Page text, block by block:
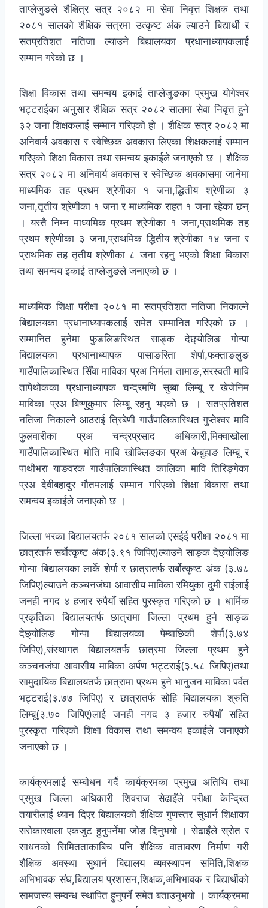
ताप्लेजुङले शैक्षित्र सत्र २०८२ मा सेवा निवृत्त शिक्षक तथा
२०८१ सालको शैक्षिक सत्रमा उत्कृष्ट अंक ल्याउने बिद्यार्थी र
सतप्रतिशत नतिजा ल्याउने बिद्यालयका प्रधानाध्यापकलाई
सम्मान गरेको छ ।
शिक्षा विकास तथा समन्वय इकाई ताप्लेजुङका प्रमुख योगेश्वर
भट्टराईका अनुुसार शैक्षिक सत्र २०८२ सालमा सेवा निवृत्त हुने
३२ जना शिक्षकलाई सम्मान गरिएको हो । शैक्षिक सत्र २०८२ मा
अनिवार्य अवकास र स्वेच्छिक अवकास लिएका शिक्षकलाई सम्मान
गरिएको शिक्षा विकास तथा समन्वय इकाईले जनाएको छ । शैक्षिक
सत्र २०८२ मा अनिवार्य अवकास र स्वेच्छिक अवकासमा जानेमा
माध्यमिक तह प्रथम श्रेणीका १ जना,द्धितीय श्रेणीका ३
जना,तृतीय श्रेणीका १ जना र माध्यमिक राहत १ जना रहेका छन्
। यस्तै निम्न माध्यमिक प्रथम श्रेणीका १ जना,प्राथमिक तह
प्रथम श्रेणीका ३ जना,प्राथमिक द्धितीय श्रेणीका १४ जना र
प्राथमिक तह तृतीय श्रेणीका ८ जना रहनु भएको शिक्षा विकास
तथा समन्वय इकाई ताप्लेजुङले जनाएको छ ।
माध्यमिक शिक्षा परीक्षा २०८१ मा सतप्रतिशत नतिजा निकाल्ने
बिद्यालयका प्रधानाध्यापकलाई समेत सम्मानित गरिएको छ ।
सम्मानित हुनेमा फुङलिङस्थित साङ्क देछ्योलिङ गोन्पा
बिद्यालयका प्रधानाध्यापक पासाङरिता शेर्पा,फक्ताङलुङ
गाउँपालिकास्थित सिँवा माविका प्रअ निर्मला तामाङ,सरस्वती मावि
तापेथोकका प्रधानाध्यापक चन्द्रमणि सुब्बा लिम्बू र खेजेनिम
माविका प्रअ बिष्णुकुमार लिम्बू रहनु भएको छ । सतप्रतिशत
नतिजा निकाल्ने आठराई त्रिबेणी गाउँपालिकास्थित गुप्तेश्वर मावि
फुलवारीका प्रअ चन्द्रप्रसाद अधिकारी,मिक्वाखोला
गाउँपालिकास्थित मोति मावि खोक्लिङका प्रअ केबुहाङ लिम्बू र
पाथीभरा याङवरक गाउँपालिकास्थित कालिका मावि तिरिङ्गेका
प्रअ देवीबहादुर गौतमलाई सम्मान गरिएको शिक्षा विकास तथा
समन्वय इकाईले जनाएको छ ।
जिल्ला भरका बिद्यालयतर्फ २०८१ सालको एसईई परीक्षा २०८१ मा
छात्रतर्फ सर्बोत्कृष्ट अंक(३.९१ जिपिए)ल्याउने साङ्क देछ्योलिङ
गोन्पा बिद्यालयका लार्के शेर्पा र छात्रातर्फ सर्बोत्कृष्ट अंक (३.७८
जिपिए)ल्याउने कञ्चनजंघा आवासीय माविका रमियुका दुमी राईलाई
जनही नगद ४ हजार रुपैयाँ सहित पुरस्कृत गरिएको छ । धार्मिक
प्रकृतिका बिद्यालयतर्फ छात्रामा जिल्ला प्रथम हुने साङ्क
देछ्योलिङ गोन्पा बिद्यालयका पेम्बाछिकी शेर्पा(३.७४
जिपिए),संस्थागत बिद्यालयतर्फ छात्रमा जिल्ला प्रथम हुने
कञ्चनजंघा आवासीय माविका अर्पण भट्टराई(३.५८ जिपिए)तथा
सामुदायिक बिद्यालयतर्फ छात्रामा प्रथम हुने भानुजन माविका पर्वत
भट्टराई(३.७७ जिपिए) र छात्रातर्फ सोहि बिद्यालयका श्रुति
लिम्बू(३.७० जिपिए)लाई जनही नगद ३ हजार रुपैयाँ सहित
पुरस्कृत गरिएको शिक्षा विकास तथा समन्वय इकाईले जनाएको
जनाएको छ ।
कार्यक्रमलाई सम्बोधन गर्दै कार्यक्रमका प्रमुख अतिथि तथा
प्रमुख जिल्ला अधिकारी शिवराज सेढाइँले परीक्षा केन्द्रित
तयारीलाई ध्यान दिएर बिद्यालयको शैक्षिक गुणस्तर सुधार्न शिक्षाका
सरोकारवाला एकजुट हुनुपर्नेमा जोड दिनुभयो । सेढाइँले स्रोत र
साधनको सिमितताकाबिच पनि शैक्षिक वातावरण निर्माण गरी
शैक्षिक अवस्था सुधार्न बिद्यालय व्यवस्थापन समिति,शिक्षक
अभिभावक संघ,बिद्यालय प्रशासन,शिक्षक,अभिभावक र बिद्यार्थीको
सामजस्य सम्वन्ध स्थापित हुनुपर्ने समेत बताउनुभयो । कार्यक्रममा